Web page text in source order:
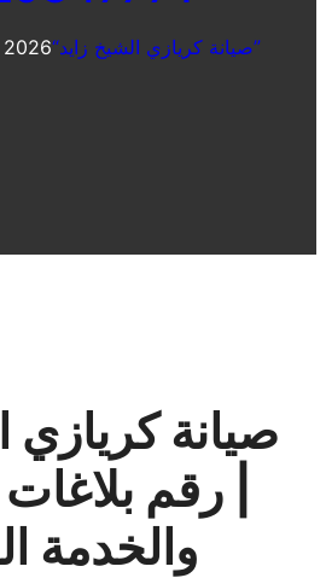
“صيانة كريازي الشيخ زايد”
صيانة كريازي
| رقم
والخدمة